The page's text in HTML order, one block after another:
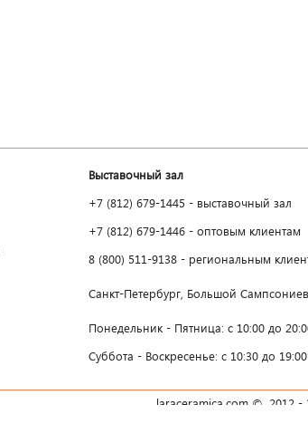
Выставочный зал
+7 (812) 679-1445 - выставочный зал
+7 (812) 679-1446 - оптовым клиентам
8 (800) 511-9138 - региональным
Санкт-Петербург, Большой
Понедельник - Пятница: с 10:00 до
Суббота - Воскресенье: с 10:30 до 19:00
laraceramica.com © 2012 -